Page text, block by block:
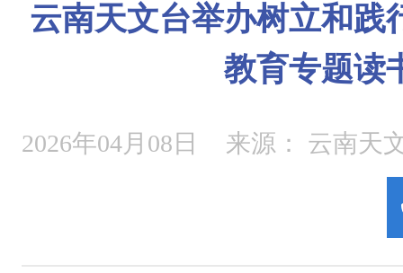
云南天文台举办树立和践
教育专题读
2026年04月08日 来源： 云南天